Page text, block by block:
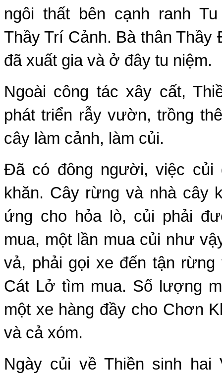
ngôi thất bên cạnh ranh
Thầy Trí Cảnh. Bà thân Thầy
đã xuất gia và ở đây tu niệm.
Ngoài công tác xây cất,
phát triển rẫy vườn, trồng
cây làm cảnh, làm củi.
Ðã có đông người, việc củi
khăn. Cây rừng và nhà cây
ứng cho hỏa lò, củi phải
mua, một lần mua củi như
vả, phải gọi xe đến tận
Cát Lở tìm mua. Số lượng
một xe hàng đầy cho Chơn
và cả xóm.
Ngày củi về Thiền sinh hai